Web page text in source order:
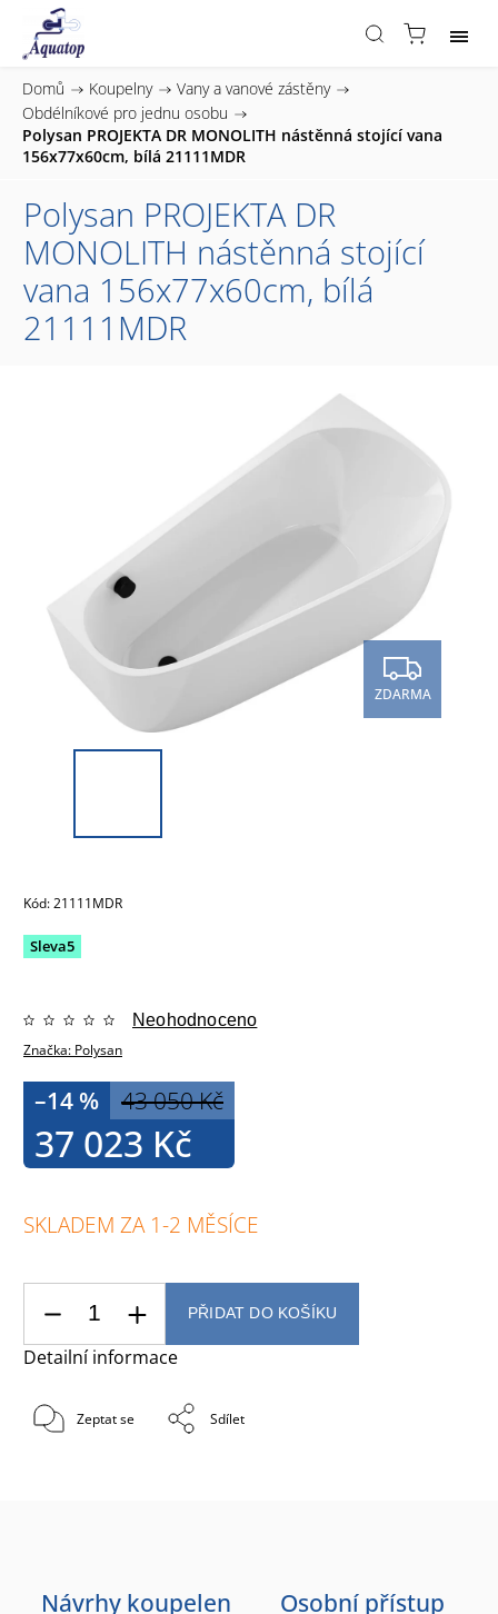
Domů / Koupelny / Vany a vanové zástěny /
Obdélníkové pro jednu osobu /
Polysan PROJEKTA DR MONOLITH nástěnná stojící vana
156x77x60cm, bílá 21111MDR
Polysan PROJEKTA DR
MONOLITH nástěnná stojící
vana 156x77x60cm, bílá
21111MDR
ZDARMA
Kód:21111MDR
Sleva5
Značka: Polysan
Neohodnoceno
43 050 Kč
–14 %
37 023 Kč
SKLADEM ZA 1-2 MĚSÍCE
PŘIDAT DO KOŠÍKU
Detailní informace
Zeptat se Sdílet
Návrhy koupelen
Osobní přístup